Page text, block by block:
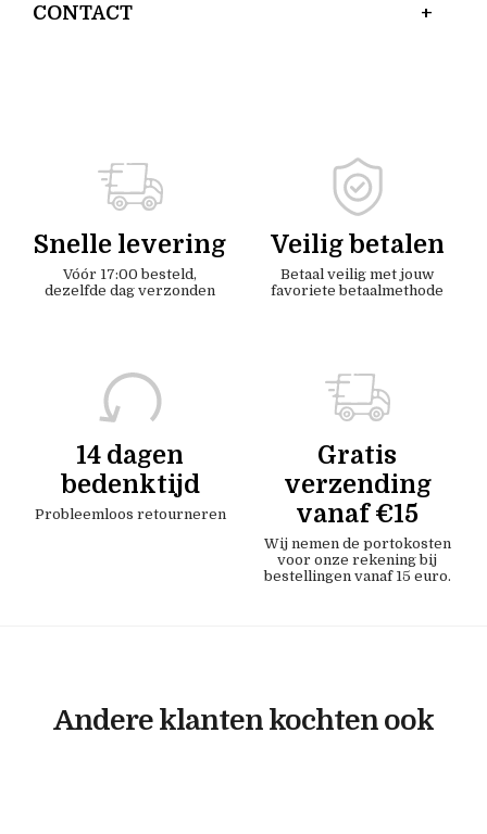
CONTACT
Snelle levering
Vóór 17:00 besteld,
dezelfde dag verzonden
Veilig betalen
Betaal veilig met jouw
favoriete betaalmethode
14 dagen
bedenktijd
Probleemloos retourneren
Gratis
verzending
vanaf €15
Wij nemen de portokosten
voor onze rekening bij
bestellingen vanaf 15 euro.
Andere klanten kochten ook